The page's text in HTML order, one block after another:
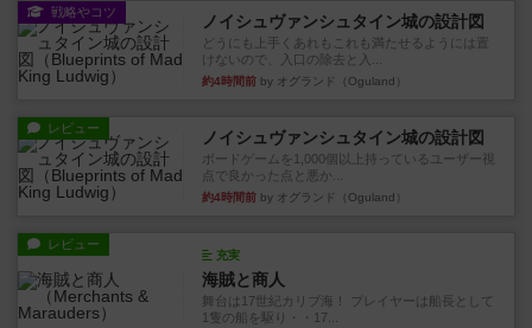
戦略やコツ ノイシュヴァンシュタイン城の設計図
どうにも上手くあれもこれも満たせるようには置
けないので、入口の除去と入...
約4時間前 by オグランド（Oguland）
レビュー ノイシュヴァンシュタイン城の設計図
ボードゲームを1,000個以上持っているユーザー視
点で良かった点と悪か...
約4時間前 by オグランド（Oguland）
レビュー
充実
海賊と商人
舞台は17世紀カリブ海！ プレイヤーは船長として
1隻の船を駆り・・17...